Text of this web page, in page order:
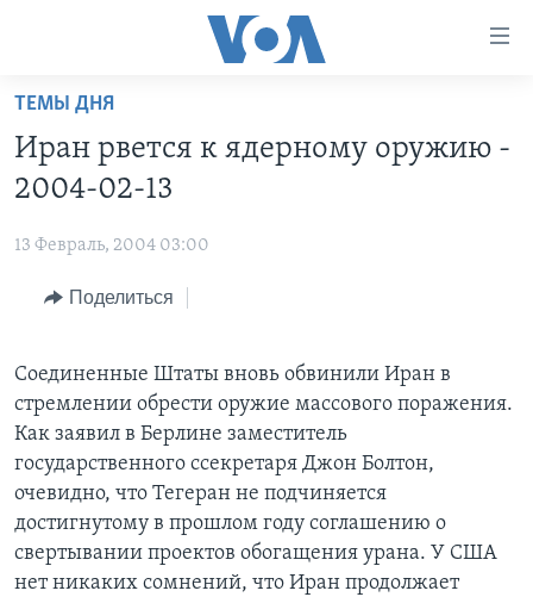
Перейти
основной
контент
навигации
ПРОГРАММЫ
НОВОСТИ ЗА МИНУТУ
ИТОГИ
ДИСКУССИЯ VOA
ДЕТАЛИ
НЬЮ-ЙОРК NEW YORK
УЧИМ АНГЛИЙСКИЙ
НАША АМЕРИКАНСКАЯ ИСТОРИЯ
АРТЕФАКТЫ
АМЕРИКАНСКИЕ ГОРОДКИ
ТЕСТЫ
ЭКСПЕРТИЗА
ИНТЕРВЬЮ
ЗА СВОБОДУ ПРЕССЫ
УЧИМ АНГЛИЙСКИЙ
ВИДЕО
ПОДПИСКА НА НОВОСТИ
Learning English
ТЕМЫ ДНЯ
Иран рвется к ядерному оружию -
2004-02-13
13 Февраль, 2004 03:00
Поделиться
Соединенные Штаты вновь обвинили Иран в
стремлении обрести оружие массового поражения.
Как заявил в Берлине заместитель
государственного cсекретаря Джон Болтон,
очевидно, что Тегеран не подчиняется
достигнутому в прошлом году соглашению о
свертывании проектов обогащения урана. У США
нет никаких сомнений, что Иран продолжает